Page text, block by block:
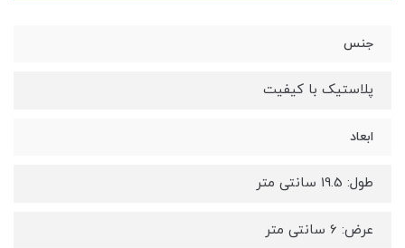
جنس
پلاستیک با کیفیت
ابعاد
طول: 19.5 سانتی متر
عرض: 6 سانتی متر